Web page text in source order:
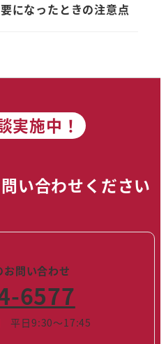
になったときの注意点
実施中！
い合わせください
お問い合わせ
6577
日9:30～17:45